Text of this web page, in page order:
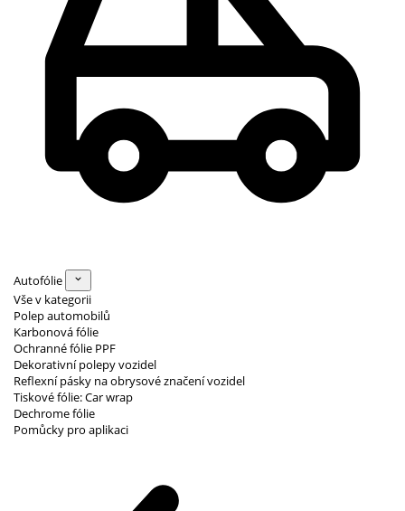
Autofólie
Vše v kategorii
Polep automobilů
Karbonová fólie
Ochranné fólie PPF
Dekorativní polepy vozidel
Reflexní pásky na obrysové značení vozidel
Tiskové fólie: Car wrap
Dechrome fólie
Pomůcky pro aplikaci